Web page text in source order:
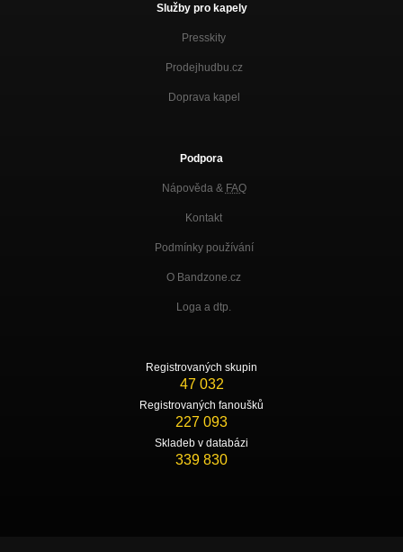
Služby pro kapely
Presskity
Prodejhudbu.cz
Doprava kapel
Podpora
Nápověda & FAQ
Kontakt
Podmínky používání
O Bandzone.cz
Loga a dtp.
Registrovaných skupin
47 032
Registrovaných fanoušků
227 093
Skladeb v databázi
339 830